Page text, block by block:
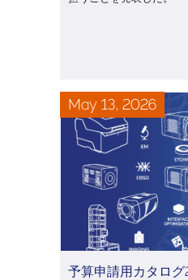
May 13, 2026
予算申請用カタロ